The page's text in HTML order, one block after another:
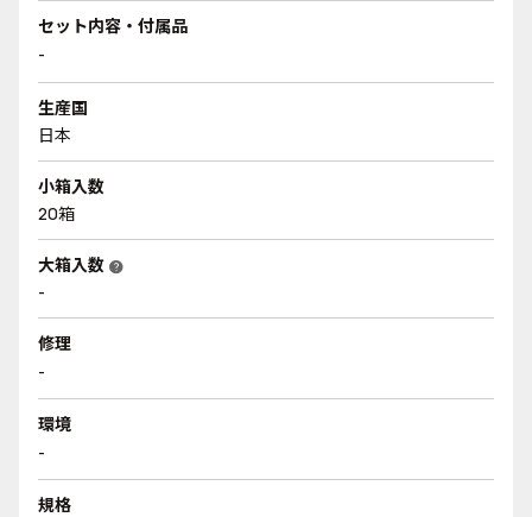
セット内容・付属品
-
生産国
日本
小箱入数
20箱
大箱入数 help
-
修理
-
環境
-
規格